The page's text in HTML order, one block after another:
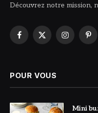
Découvrez notre mission,
Facebook
X
Instagram
POUR VOUS
© DR
Mini